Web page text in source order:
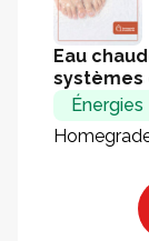
Eau
systèmes
Énergies